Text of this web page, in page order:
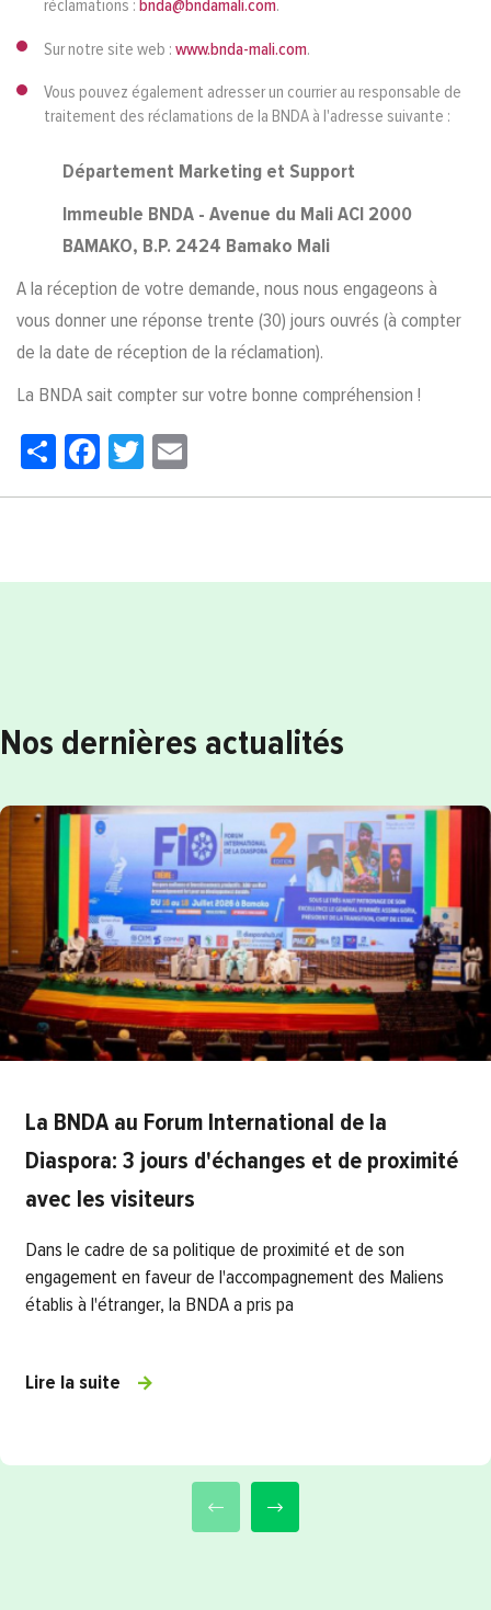
réclamations : bnda@bndamali.com.
Sur notre site web : www.bnda-mali.com.
Vous pouvez également adresser un courrier au responsable de
traitement des réclamations de la BNDA à l'adresse suivante :
Département Marketing et Support
Immeuble BNDA - Avenue du Mali ACI 2000
BAMAKO, B.P. 2424 Bamako Mali
A la réception de votre demande, nous nous engageons à
vous donner une réponse trente (30) jours ouvrés (à compter
de la date de réception de la réclamation).
La BNDA sait compter sur votre bonne compréhension !
ShareFacebook
Twitter
Nos dernières actualités
La BNDA au Forum International de la
Diaspora: 3 jours d'échanges et de proximité
avec les visiteurs
Dans le cadre de sa politique de proximité et de son
engagement en faveur de l'accompagnement des Maliens
établis à l'étranger, la BNDA a pris pa
Lire la suite